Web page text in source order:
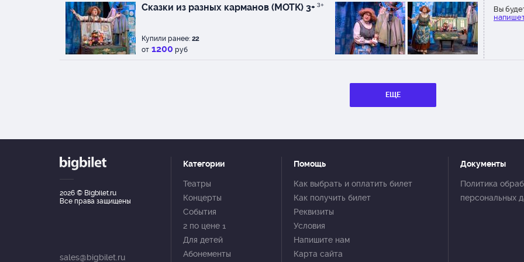
Сказки из разных карманов (МОТК) 3+ 3+
Купили ранее: 22
от 1200 руб
Вы
ЕЩЕ
2026 © Bigbilet.ru
Все права защищены
sales@bigbilet.ru
Категории
Театры
Концерты
События
2 по цене 1
Для детей
Абонементы
Помощь
Как выбрать и оплатить билет
Как получить билет
Реквизиты
Условия
Напишите нам
Карта сайта
Документы
Политика
персональных